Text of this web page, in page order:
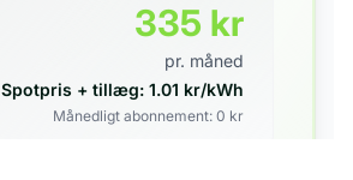
335 kr
pr. måned
Spotpris + tillæg: 1.01 kr/kWh
Månedligt abonnement: 0 kr